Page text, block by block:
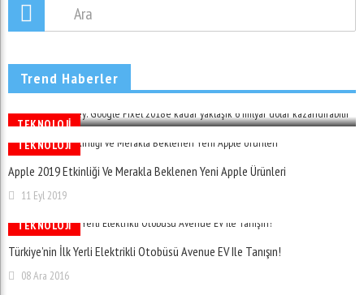
Trend Haberler
TEKNOLOJI
Morgan Stanley: Google Pixel 2018’e Kadar Yaklaşık 6
Milyar Dolar Kazandırabilir
TEKNOLOJI
Apple 2019 Etkinliği Ve Merakla Beklenen Yeni Apple Ürünleri
11 Eyl 2019
TEKNOLOJI
Türkiye’nin İlk Yerli Elektrikli Otobüsü Avenue EV Ile Tanışın!
08 Ara 2016